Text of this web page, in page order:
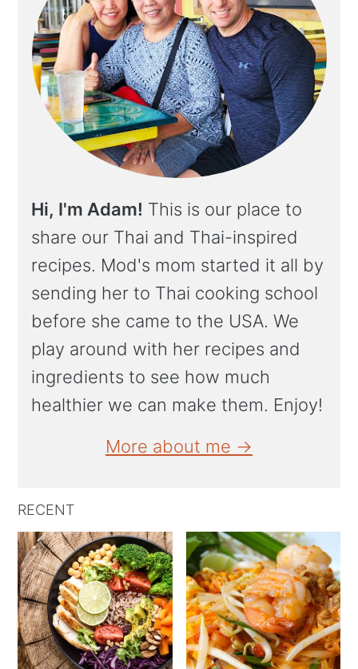
Hi, I'm Adam! This is our place to
share our Thai and Thai-inspired
recipes. Mod's mom started it all by
sending her to Thai cooking school
before she came to the USA. We
play around with her recipes and
ingredients to see how much
healthier we can make them. Enjoy!
More about me →
RECENT